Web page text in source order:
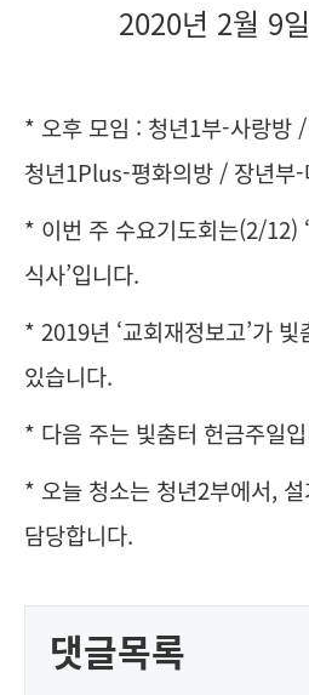
2020년 2월 9
* 오후 모임 : 청년1부-사랑방
청년1Plus-평화의방 / 장년부
* 이번 주 수요기도회는(2/12)
식사’입니다.
* 2019년 ‘교회재정보고’가
있습니다.
* 다음 주는 빛춤터 헌금주일
* 오늘 청소는 청년2부에서,
담당합니다.
댓글목록